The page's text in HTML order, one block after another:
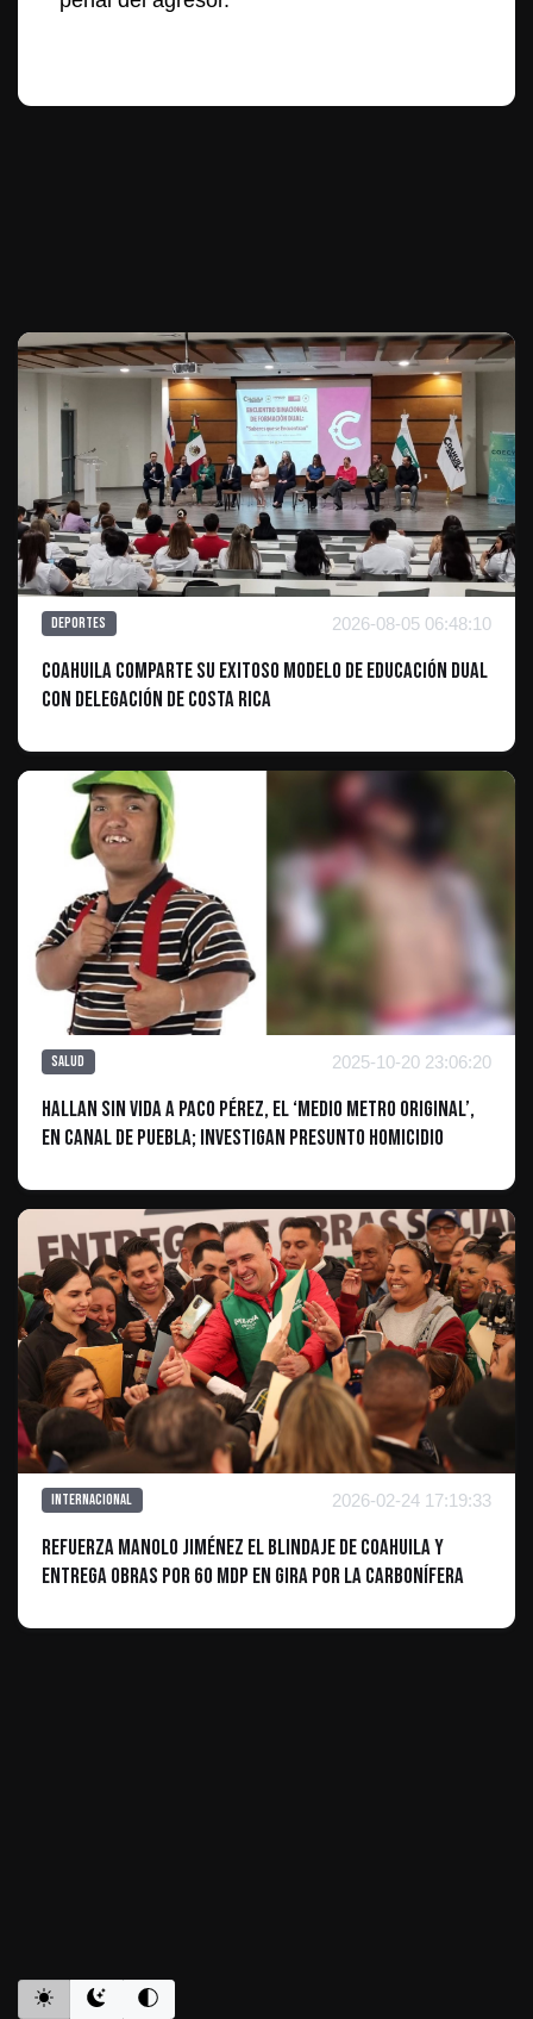
Deportes 2026-08-05 06:48:10
Coahuila comparte su exitoso modelo de Educación Dual
con delegación de Costa Rica
Salud 2025-10-20 23:06:20
Hallan sin vida a Paco Pérez, el ‘Medio Metro Original’,
en canal de Puebla; investigan presunto homicidio
Internacional 2026-02-24 17:19:33
Refuerza Manolo Jiménez el blindaje de Coahuila y
entrega obras por 60 MDP en gira por la Carbonífera